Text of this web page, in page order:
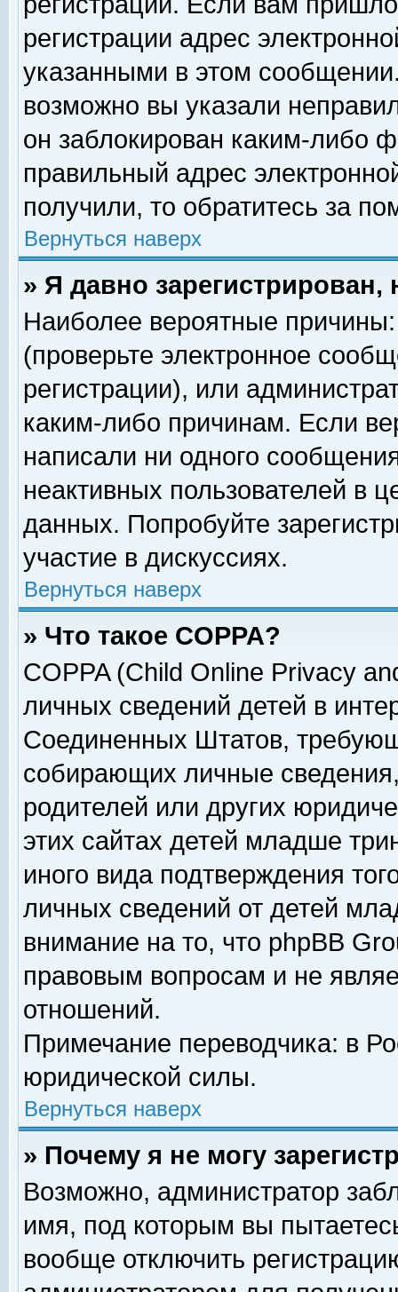
регистрации адрес
указанными в этом
возможно вы указали
он заблокирован каким-либо
правильный адрес
получили, то обратитесь за
Вернуться наверх
» Я давно
Наиболее вероятные
(проверьте электронное
регистрации), или
каким-либо причинам. Если
написали ни одного
неактивных пользователей в
данных. Попробуйте
участие в дискуссиях.
Вернуться наверх
» Что такое COPPA?
COPPA (Child Online Privacy
личных сведений детей в
Соединенных Штатов,
собирающих личные
родителей или других
этих сайтах детей младше
иного вида подтверждения
личных сведений от детей
внимание на то, что phpBB
правовым вопросам и не
отношений.
Примечание переводчика: в
юридической силы.
Вернуться наверх
» Почему я не могу
Возможно, администратор
имя, под которым вы
вообще отключить